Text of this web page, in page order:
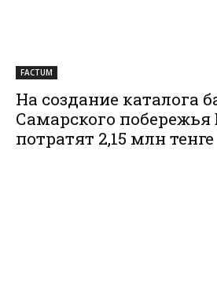
FACTUM
На создание каталога
Самарского
потратят 2,15 млн тенге